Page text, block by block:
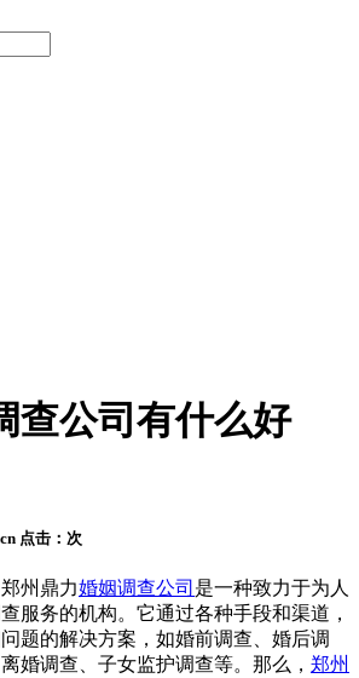
查公司有什么好
点击： 次
州鼎力婚姻调查公司 是一种致力于为人
服务的机构。它通过各种手段和渠道，
题的解决方案，如婚前调查、婚后调
婚调查、子女监护调查等。那么， 郑州